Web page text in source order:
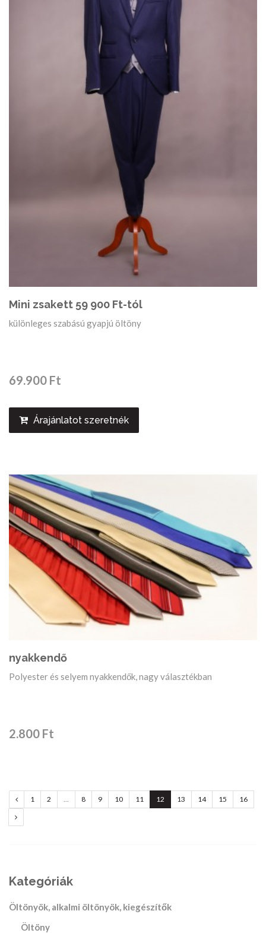
Mini zsakett 59 900 Ft-tól
különleges szabású gyapjú öltöny
69.900 Ft
Árajánlatot szeretnék
nyakkendő
Polyester és selyem nyakkendők, nagy választékban
2.800 Ft
global.previous
1 2 8 9 10 11 12 13 14 15
16
global.next
Kategóriák
Öltönyök, alkalmi öltönyök, kiegészítők
Öltöny